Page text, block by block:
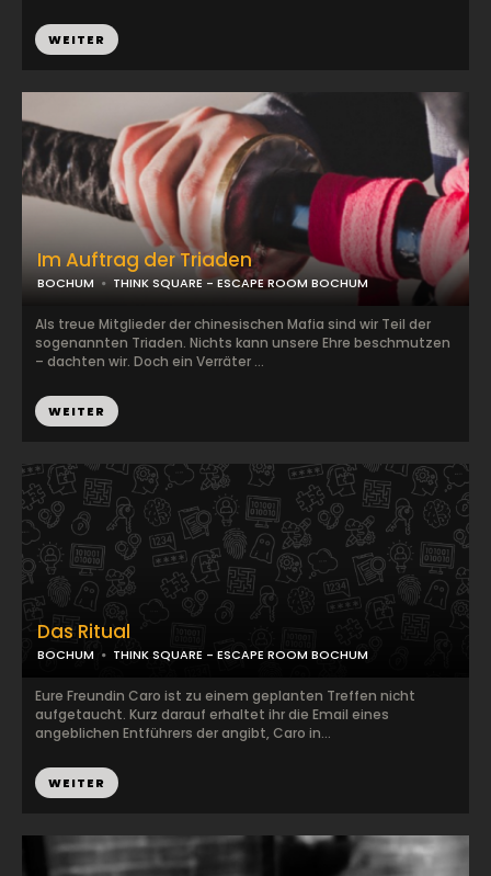
WEITER
Im Auftrag der Triaden
BOCHUM THINK SQUARE - ESCAPE ROOM BOCHUM
Als treue Mitglieder der chinesischen Mafia sind wir Teil der
sogenannten Triaden. Nichts kann unsere Ehre beschmutzen
– dachten wir. Doch ein Verräter ...
WEITER
Das Ritual
BOCHUM THINK SQUARE - ESCAPE ROOM BOCHUM
Eure Freundin Caro ist zu einem geplanten Treffen nicht
aufgetaucht. Kurz darauf erhaltet ihr die Email eines
angeblichen Entführers der angibt, Caro in...
WEITER